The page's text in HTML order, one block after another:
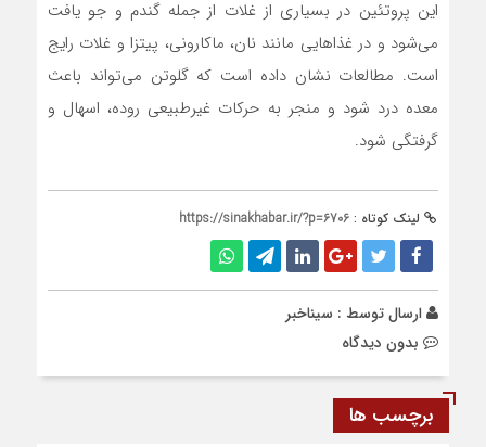
این پروتئین در بسیاری از غلات از جمله گندم و جو یافت
می‌شود و در غذا‌هایی مانند نان، ماکارونی، پیتزا و غلات رایج
است. مطالعات نشان داده است که گلوتن می‌تواند باعث
معده درد شود و منجر به حرکات غیرطبیعی روده، اسهال و
گرفتگی شود.
لینک کوتاه : https://sinakhabar.ir/?p=6706
ارسال توسط : سیناخبر
بدون دیدگاه
برچسب ها